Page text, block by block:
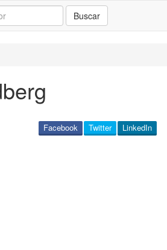
Buscar
LinkedIn
Twitter
Facebook